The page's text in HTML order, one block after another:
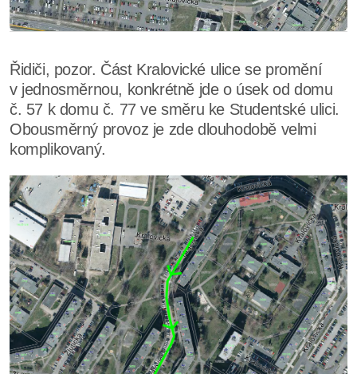
Řidiči, pozor. Část Kralovické ulice se promění
v jednosměrnou, konkrétně jde o úsek od domu
č. 57 k domu č. 77 ve směru ke Studentské ulici.
Obousměrný provoz je zde dlouhodobě velmi
komplikovaný.